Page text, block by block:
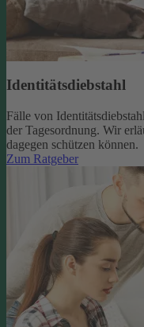
Identitätsdiebstahl
Fälle von
der Tagesordnung. Wir
dagegen schützen können.
Zum Ratgeber